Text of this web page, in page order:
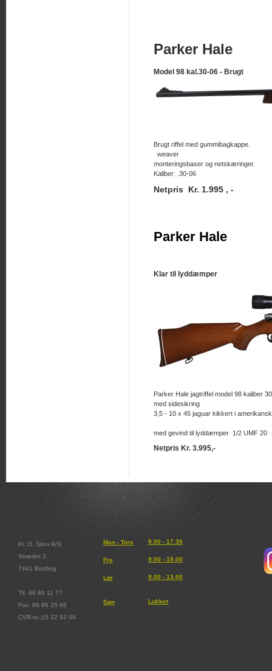
Parker Hale
Model 98 kal.30-06 - Brugt
Brugt riffel med gummibagkappe.
weaver
monteringsbaser og netskæringer.
Kaliber: .30-06
Netpris Kr. 1.995 , -
Parker Hale
Klar til lyddæmper
Parker Hale jagtriffel model 98 kaliber
med sidesikring
3,5 - 10 x 45 jaguar kikkert i
med gevind til lyddæmper 1/2 UMF 20
Netpris Kr. 3.995,-
Kr. O. Skov A/S
Strædet 2
7441 Bording
Tlf. 86 86 11 77
Fax: 86 86 25 66
CVR-nr.:15 22 92 09
Man - Tors
Fre
Lør
Søn
9.00 - 17.30
9.00 - 19.00
9.00 - 13.00
Lukket